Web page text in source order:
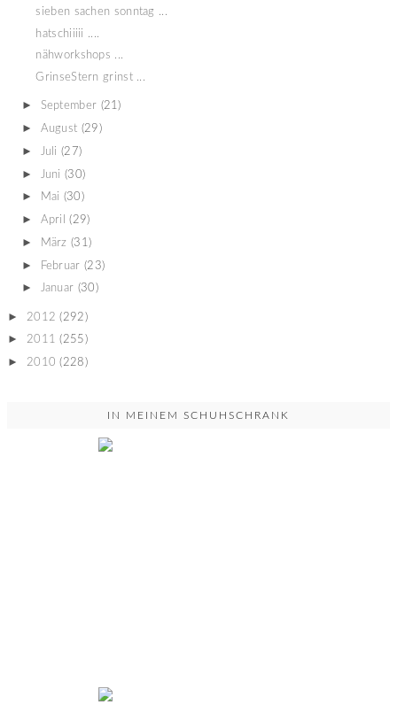
sieben sachen sonntag ...
hatschiiiii ....
nähworkshops ...
GrinseStern grinst ...
► September (21)
► August (29)
► Juli (27)
► Juni (30)
► Mai (30)
► April (29)
► März (31)
► Februar (23)
► Januar (30)
► 2012 (292)
► 2011 (255)
► 2010 (228)
IN MEINEM SCHUHSCHRANK